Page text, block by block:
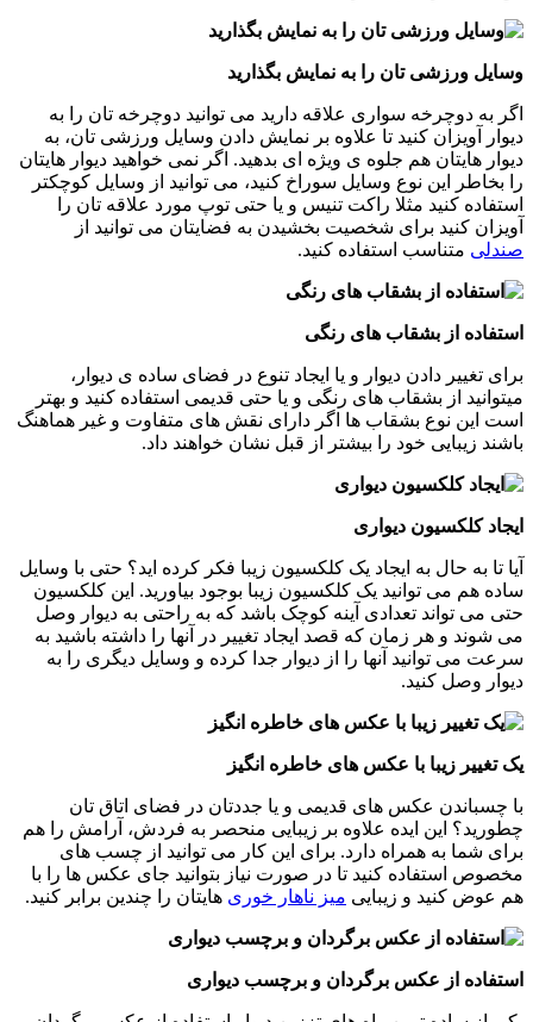
وسایل ورزشی تان را به نمایش بگذارید
اگر به دوچرخه سواری علاقه دارید می توانید دوچرخه تان را به
دیوار آویزان کنید تا علاوه بر نمایش دادن وسایل ورزشی تان، به
دیوار هایتان هم جلوه ی ویژه ای بدهید. اگر نمی خواهید دیوار هایتان
را بخاطر این نوع وسایل سوراخ کنید، می توانید از وسایل کوچکتر
استفاده کنید مثلا راکت تنیس و یا حتی توپ مورد علاقه تان را
آویزان کنید برای شخصیت بخشیدن به فضایتان می توانید از
صندلی متناسب استفاده کنید.
استفاده از بشقاب های رنگی
برای تغییر دادن دیوار و یا ایجاد تنوع در فضای ساده ی دیوار،
میتوانید از بشقاب های رنگی و یا حتی قدیمی استفاده کنید و بهتر
است این نوع بشقاب ها اگر دارای نقش های متفاوت و غیر هماهنگ
باشند زیبایی خود را بیشتر از قبل نشان خواهند داد.
ایجاد کلکسیون دیواری
آیا تا به حال به ایجاد یک کلکسیون زیبا فکر کرده اید؟ حتی با وسایل
ساده هم می توانید یک کلکسیون زیبا بوجود بیاورید. این کلکسیون
حتی می تواند تعدادی آینه کوچک باشد که به راحتی به دیوار وصل
می شوند و هر زمان که قصد ایجاد تغییر در آنها را داشته باشید به
سرعت می توانید آنها را از دیوار جدا کرده و وسایل دیگری را به
دیوار وصل کنید.
یک تغییر زیبا با عکس های خاطره انگیز
با چسباندن عکس های قدیمی و یا جددتان در فضای اتاق تان
چطورید؟ این ایده علاوه بر زیبایی منحصر به فردش، آرامش را هم
برای شما به همراه دارد. برای این کار می توانید از چسب های
مخصوص استفاده کنید تا در صورت نیاز بتوانید جای عکس ها را با
هم عوض کنید و زیبایی میز ناهار خوری هایتان را چندین برابر کنید.
استفاده از عکس برگردان و برچسب دیواری